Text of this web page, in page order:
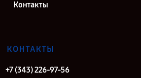
Контакты
КОНТАКТЫ
+7 (343) 226-97-56